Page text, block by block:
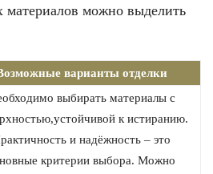
можно выделить
варианты отделки
выбирать материалы с
к истиранию.
и надёжность – это
критерии выбора. Можно